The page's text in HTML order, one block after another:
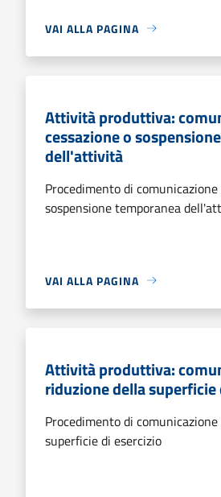
VAI ALLA PAGINA
Attività produttiva:
cessazione o
dell'attività
Procedimento di
sospensione temporanea
VAI ALLA PAGINA
Attività produttiva:
riduzione della superficie
Procedimento di
superficie di esercizio